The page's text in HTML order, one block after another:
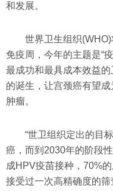
和发展。
世界卫生组织
免疫周，今年的主题是“
最成功和最具成本效益
的诞生，让宫颈癌有望
肿瘤。
“世卫组织定出的目
癌，而到2030年的阶段
成HPV疫苗接种，70%
接受过一次高精确度的